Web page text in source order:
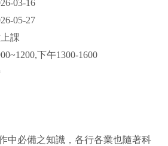
03-16
05-27
課
下午1300-1600
中必備之知識，各行各業也隨著科